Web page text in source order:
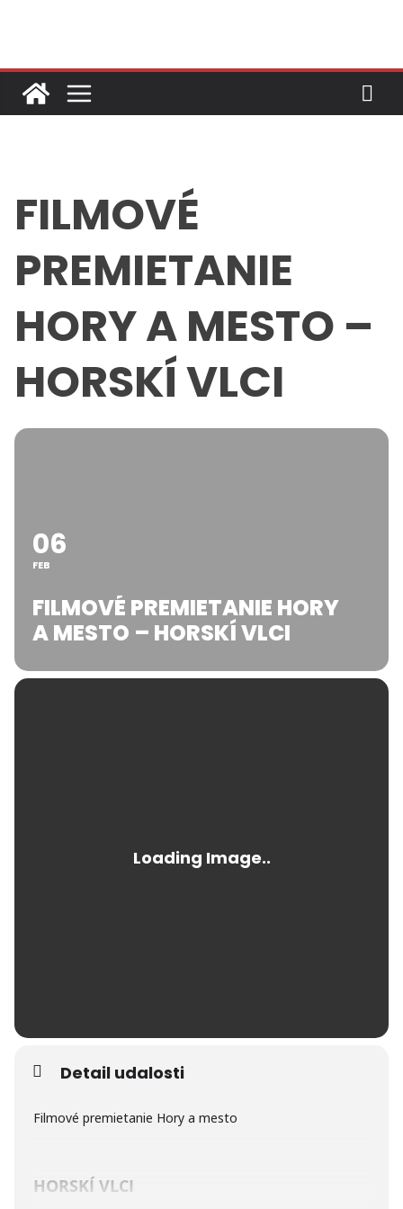
FILMOVÉ
PREMIETANIE
HORY A MESTO –
HORSKÍ VLCI
06
FEB
FILMOVÉ PREMIETANIE HORY
A MESTO – HORSKÍ VLCI
Detail udalosti
Filmové premietanie Hory a mesto
HORSKÍ VLCI